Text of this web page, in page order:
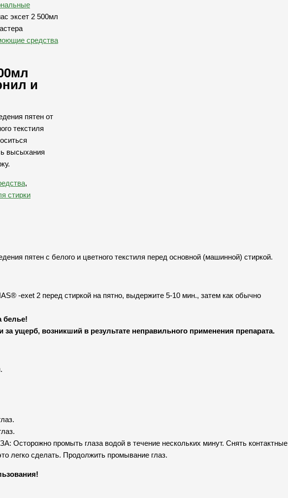
эксет 2 500мл
средства
и
пятен от
текстиля
высыхания
,
стирки
пятен с белого и цветного текстиля перед основной (машинной) стиркой.
-exet 2 перед стиркой на пятно, выдержите 5-10 мин., затем как обычно
белье!
за ущерб, возникший в результате неправильного применения препарата.
промыть глаза водой в течение нескольких минут. Снять контактные
легко сделать. Продолжить промывание глаз.